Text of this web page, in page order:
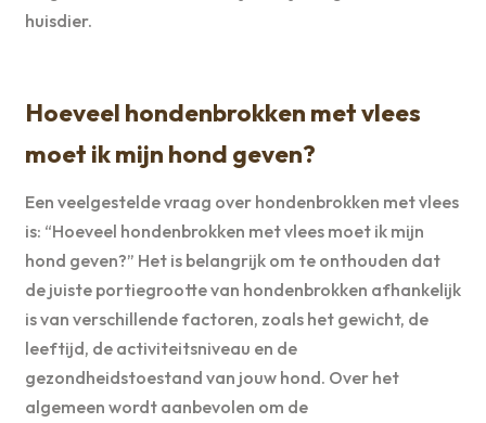
huisdier.
Hoeveel hondenbrokken met vlees
moet ik mijn hond geven?
Een veelgestelde vraag over hondenbrokken met vlees
is: “Hoeveel hondenbrokken met vlees moet ik mijn
hond geven?” Het is belangrijk om te onthouden dat
de juiste portiegrootte van hondenbrokken afhankelijk
is van verschillende factoren, zoals het gewicht, de
leeftijd, de activiteitsniveau en de
gezondheidstoestand van jouw hond. Over het
algemeen wordt aanbevolen om de